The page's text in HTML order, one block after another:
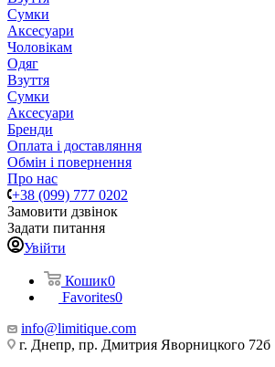
Сумки
Аксесуари
Чоловікам
Одяг
Взуття
Сумки
Аксесуари
Бренди
Оплата і доставляння
Обмін і повернення
Про нас
+38 (099) 777 0202
Замовити дзвінок
Задати питання
Увійти
Кошик0
Favorites0
info@limitique.com
г. Днепр, пр. Дмитрия Яворницкого 72б